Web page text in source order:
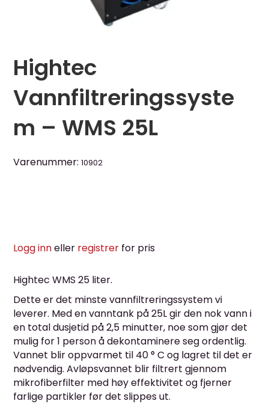
Hightec
Vannfiltreringssyste
m – WMS 25L
Varenummer: 10902
Logg inneller registrer for pris
Hightec WMS 25 liter.
Dette er det minste vannfiltreringssystem vi
leverer. Med en vanntank på 25L gir den nok vann i
en total dusjetid på 2,5 minutter, noe som gjør det
mulig for 1 person å dekontaminere seg ordentlig.
Vannet blir oppvarmet til 40 ° C og lagret til det er
nødvendig. Avløpsvannet blir filtrert gjennom
mikrofiberfilter med høy effektivitet og fjerner
farlige partikler før det slippes ut.